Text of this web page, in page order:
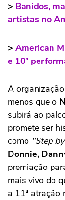
> Banidos,
artistas no
> American
e 10ª
A
menos que o
subirá ao
promete ser
como "Step
Donnie,
premiação
mais vivo do
a 11ª atração